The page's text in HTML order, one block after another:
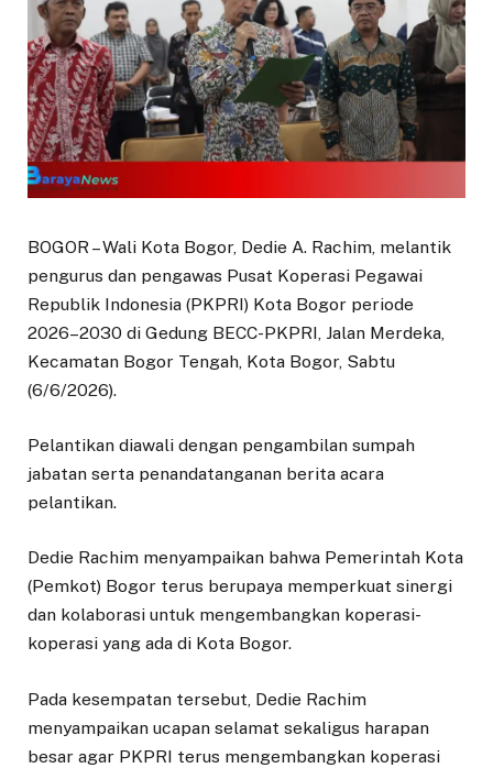
BOGOR – Wali Kota Bogor, Dedie A. Rachim, melantik
pengurus dan pengawas Pusat Koperasi Pegawai
Republik Indonesia (PKPRI) Kota Bogor periode
2026–2030 di Gedung BECC-PKPRI, Jalan Merdeka,
Kecamatan Bogor Tengah, Kota Bogor, Sabtu
(6/6/2026).
Pelantikan diawali dengan pengambilan sumpah
jabatan serta penandatanganan berita acara
pelantikan.
Dedie Rachim menyampaikan bahwa Pemerintah Kota
(Pemkot) Bogor terus berupaya memperkuat sinergi
dan kolaborasi untuk mengembangkan koperasi-
koperasi yang ada di Kota Bogor.
Pada kesempatan tersebut, Dedie Rachim
menyampaikan ucapan selamat sekaligus harapan
besar agar PKPRI terus mengembangkan koperasi